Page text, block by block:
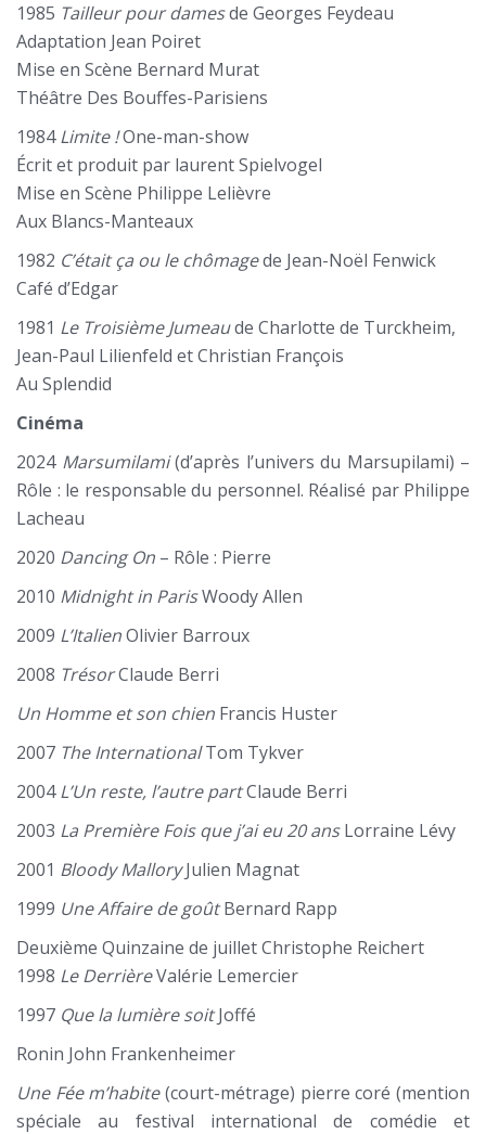
1985 Tailleur pour damesde Georges Feydeau
Adaptation Jean Poiret
Mise en Scène Bernard Murat
Théâtre Des Bouffes-Parisiens
1984Limite !One-man-show
Écrit et produit par laurent Spielvogel
Mise en Scène Philippe Lelièvre
Aux Blancs-Manteaux
1982 C’était ça ou le chômagede Jean-Noël Fenwick
Café d’Edgar
1981 Le Troisième Jumeaude Charlotte de Turckheim,
Jean-Paul Lilienfeld et Christian François
Au Splendid
Cinéma
2024 Marsumilami(d’après l’univers du Marsupilami) –
Rôle : le responsable du personnel. Réalisé par Philippe
Lacheau
2020 Dancing On – Rôle : Pierre
2010 Midnight in ParisWoody Allen
2009 L’ItalienOlivier Barroux
2008 TrésorClaude Berri
Un Homme et son chien Francis Huster
2007 The InternationalTom Tykver
2004L’Un reste, l’autre partClaude Berri
2003 La Première Fois que j’ai eu 20 ansLorraine Lévy
2001 Bloody MalloryJulien Magnat
1999 Une Affaire de goûtBernard Rapp
Deuxième Quinzaine de juillet Christophe Reichert
1998 Le DerrièreValérie Lemercier
1997 Que la lumière soitJoffé
Ronin John Frankenheimer
Une Fée m’habite(court-métrage) pierre coré (mention
spéciale au festival international de comédie et